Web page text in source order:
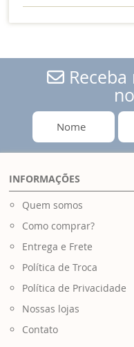
Receba
INFORMAÇÕES
Quem somos
Como comprar?
Entrega e Frete
Política de Troca
Política de Privacidade
Nossas lojas
Contato